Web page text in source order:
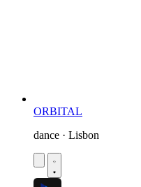
ORBITAL
dance · Lisbon